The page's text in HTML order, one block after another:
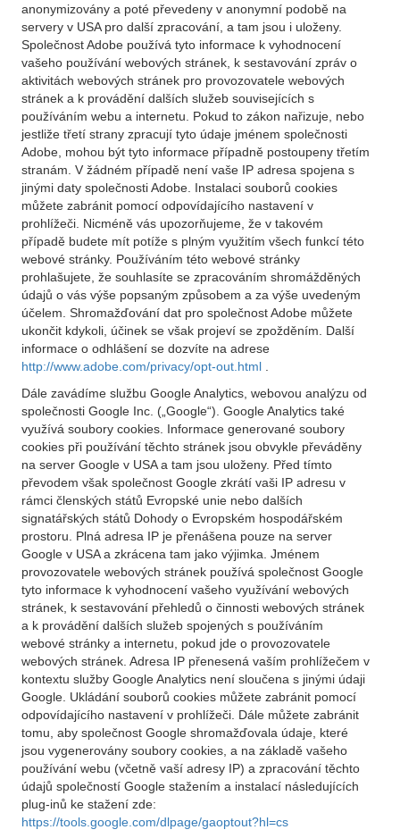
anonymizovány a poté převedeny v anonymní podobě na
servery v USA pro další zpracování, a tam jsou i uloženy.
Společnost Adobe používá tyto informace k vyhodnocení
vašeho používání webových stránek, k sestavování zpráv o
aktivitách webových stránek pro provozovatele webových
stránek a k provádění dalších služeb souvisejících s
používáním webu a internetu. Pokud to zákon nařizuje, nebo
jestliže třetí strany zpracují tyto údaje jménem společnosti
Adobe, mohou být tyto informace případně postoupeny třetím
stranám. V žádném případě není vaše IP adresa spojena s
jinými daty společnosti Adobe. Instalaci souborů cookies
můžete zabránit pomocí odpovídajícího nastavení v
prohlížeči. Nicméně vás upozorňujeme, že v takovém
případě budete mít potíže s plným využitím všech funkcí této
webové stránky. Používáním této webové stránky
prohlašujete, že souhlasíte se zpracováním shromážděných
údajů o vás výše popsaným způsobem a za výše uvedeným
účelem. Shromažďování dat pro společnost Adobe můžete
ukončit kdykoli, účinek se však projeví se zpožděním. Další
informace o odhlášení se dozvíte na adrese
http://www.adobe.com/privacy/opt-out.html
Dále zavádíme službu Google Analytics, webovou analýzu od
společnosti Google Inc. („Google“). Google Analytics také
využívá soubory cookies. Informace generované soubory
cookies při používání těchto stránek jsou obvykle převáděny
na server Google v USA a tam jsou uloženy. Před tímto
převodem však společnost Google zkrátí vaši IP adresu v
rámci členských států Evropské unie nebo dalších
signatářských států Dohody o Evropském hospodářském
prostoru. Plná adresa IP je přenášena pouze na server
Google v USA a zkrácena tam jako výjimka. Jménem
provozovatele webových stránek používá společnost Google
tyto informace k vyhodnocení vašeho využívání webových
stránek, k sestavování přehledů o činnosti webových stránek
a k provádění dalších služeb spojených s používáním
webové stránky a internetu, pokud jde o provozovatele
webových stránek. Adresa IP přenesená vaším prohlížečem v
kontextu služby Google Analytics není sloučena s jinými údaji
Google. Ukládání souborů cookies můžete zabránit pomocí
odpovídajícího nastavení v prohlížeči. Dále můžete zabránit
tomu, aby společnost Google shromažďovala údaje, které
jsou vygenerovány soubory cookies, a na základě vašeho
používání webu (včetně vaší adresy IP) a zpracování těchto
údajů společností Google stažením a instalací následujících
plug-inů ke stažení zde:
https://tools.google.com/dlpage/gaoptout?hl=cs